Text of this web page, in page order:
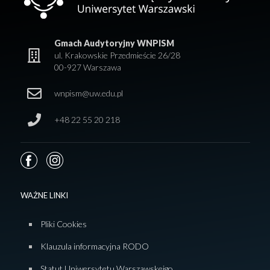
Gmach Audytoryjny WNPISM
ul. Krakowskie Przedmieście 26/28
00-927 Warszawa
wnpism@uw.edu.pl
+48 22 55 20 218
WAŻNE LINKI
Pliki Cookies
Klauzula informacyjna RODO